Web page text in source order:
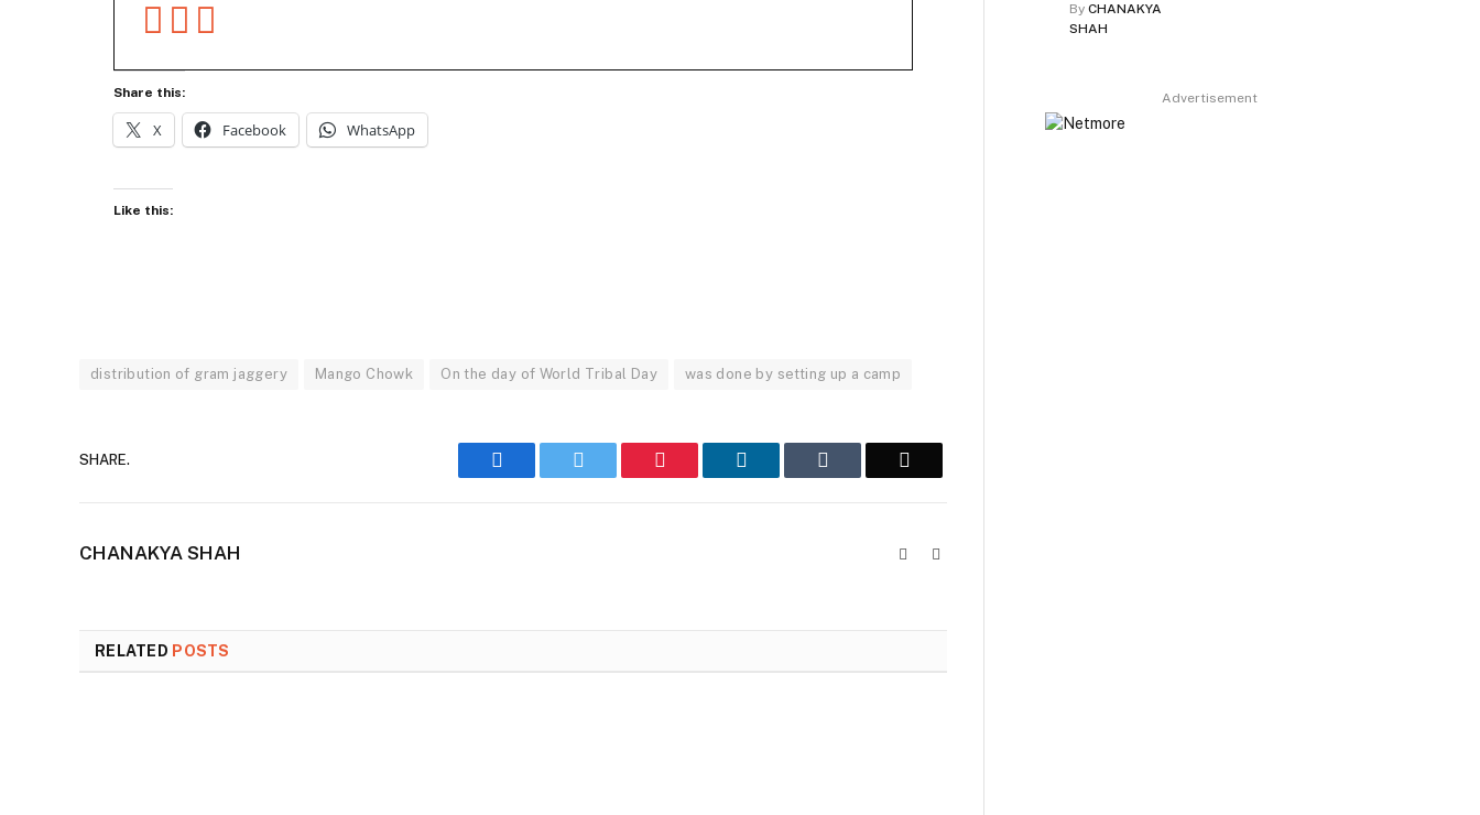
Share this:
X Facebook WhatsApp
Like this:
distribution of gram jaggery Mango Chowk On the day of World Tribal Day was done by setting up a camp
SHARE. Facebook LinkedIn
CHANAKYA SHAH Website
RELATED POSTS
By CHANAKYA
SHAH
Advertisement